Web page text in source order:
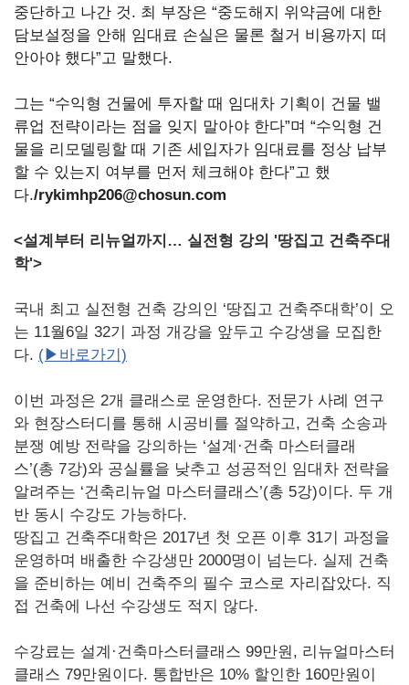
중단하고 나간 것. 최 부장은 “중도해지 위약금에 대한
담보설정을 안해 임대료 손실은 물론 철거 비용까지 떠
안아야 했다”고 말했다.
그는 “수익형 건물에 투자할 때 임대차 기획이 건물 밸
류업 전략이라는 점을 잊지 말아야 한다”며 “수익형 건
물을 리모델링할 때 기존 세입자가 임대료를 정상 납부
할 수 있는지 여부를 먼저 체크해야 한다”고 했
다./rykimhp206@chosun.com
<설계부터 리뉴얼까지… 실전형 강의 '땅집고 건축주대
학'>
국내 최고 실전형 건축 강의인 ‘땅집고 건축주대학’이 오
는 11월6일 32기 과정 개강을 앞두고 수강생을 모집한
다. (▶바로가기)
이번 과정은 2개 클래스로 운영한다. 전문가 사례 연구
와 현장스터디를 통해 시공비를 절약하고, 건축 소송과
분쟁 예방 전략을 강의하는 ‘설계·건축 마스터클래
스’(총 7강)와 공실률을 낮추고 성공적인 임대차 전략을
알려주는 ‘건축리뉴얼 마스터클래스’(총 5강)이다. 두 개
반 동시 수강도 가능하다.
땅집고 건축주대학은 2017년 첫 오픈 이후 31기 과정을
운영하며 배출한 수강생만 2000명이 넘는다. 실제 건축
을 준비하는 예비 건축주의 필수 코스로 자리잡았다. 직
접 건축에 나선 수강생도 적지 않다.
수강료는 설계·건축마스터클래스 99만원, 리뉴얼마스터
클래스 79만원이다. 통합반은 10% 할인한 160만원이